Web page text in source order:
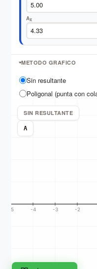
AX
METODO GRAFICO
Sin resultante
Poligonal (punta con
Paralelogramo
VISUALIZACION
Selecciona un metodo grafico
SIN RESULTANTE
A